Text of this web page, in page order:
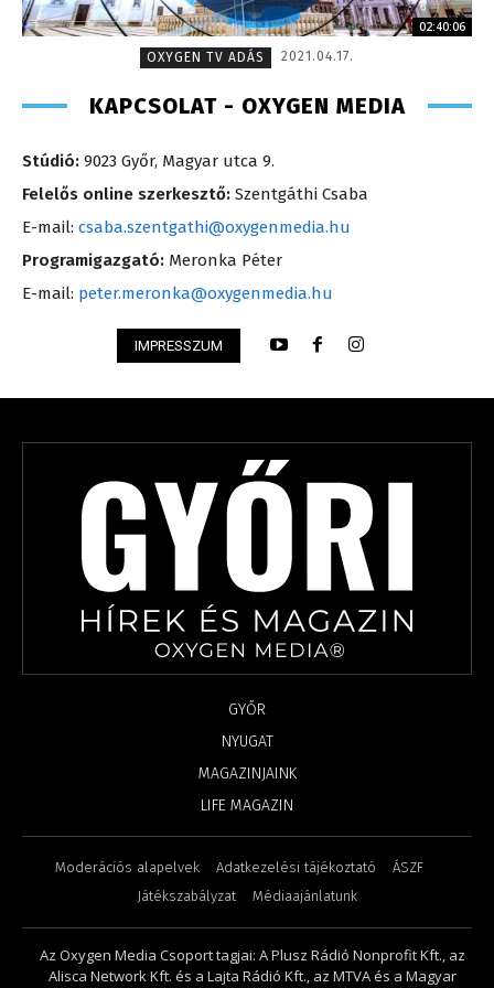
02:40:06
OXYGEN TV ADÁS
2021.04.17.
KAPCSOLAT - OXYGEN MEDIA
Stúdió: 9023 Győr, Magyar utca 9.
Felelős online szerkesztő: Szentgáthi Csaba
E-mail: csaba.szentgathi@oxygenmedia.hu
Programigazgató: Meronka Péter
E-mail: peter.meronka@oxygenmedia.hu
IMPRESSZUM
GYŐR
NYUGAT
MAGAZINJAINK
LIFE MAGAZIN
Moderációs alapelvek Adatkezelési tájékoztató
ÁSZF
Játékszabályzat
Médiaajánlatunk
Az Oxygen Media Csoport tagjai: A Plusz Rádió Nonprofit Kft., az
Alisca Network Kft. és a Lajta Rádió Kft., az MTVA és a Magyar